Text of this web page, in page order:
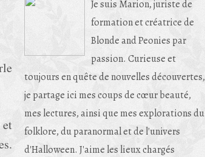
et
Je suis Marion, juriste de
formation et créatrice de
Blonde and Peonies par
passion. Curieuse et
toujours en quête de nouvelles découvertes,
je partage ici mes coups de cœur beauté,
mes lectures, ainsi que mes explorations du
folklore, du paranormal et de l'univers
d'Halloween. J'aime les lieux chargés